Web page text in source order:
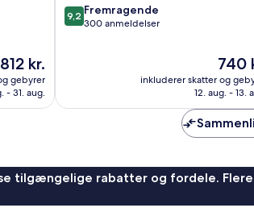
Prisen
er
812 kr.
812 kr.
gebyrer
- 31. aug.
9.2
ud
9,2 Fremragende
300 anmeldelser
Prisen
er
740 kr.
740
inkluderer skatter og
12. aug. - 13.
tilgængelige rabatter og fordele.